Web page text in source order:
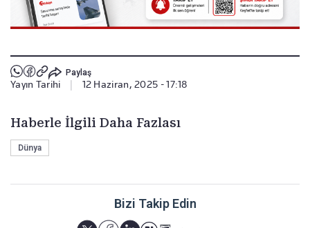
Paylaş
Yayın Tarihi 12 Haziran, 2025 - 17:18
Haberle İlgili Daha Fazlası
Dünya
Bizi Takip Edin